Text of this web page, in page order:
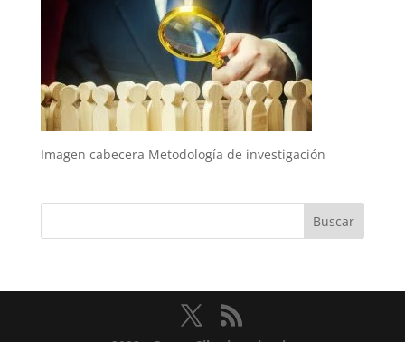
Imagen cabecera Metodología de investigación